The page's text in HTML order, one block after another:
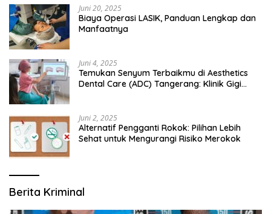
Juni 20, 2025
Biaya Operasi LASIK, Panduan Lengkap dan
Manfaatnya
Juni 4, 2025
Temukan Senyum Terbaikmu di Aesthetics
Dental Care (ADC) Tangerang: Klinik Gigi
Juni 2, 2025
Alternatif Pengganti Rokok: Pilihan Lebih
Sehat untuk Mengurangi Risiko Merokok
Berita Kriminal